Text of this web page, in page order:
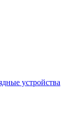
устройства